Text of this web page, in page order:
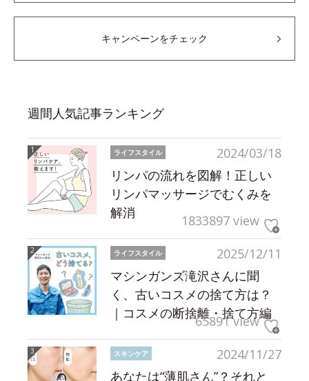
キャンペーンをチェック
週間人気記事ランキング
2024/03/18
ライフスタイル
リンパの流れを図解！正しい
リンパマッサージでむくみを
解消
1833897 view
2025/12/11
ライフスタイル
マシンガンズ滝沢さんに聞
く、古いコスメの捨て方は？
｜コスメの断捨離・捨て方編
65891 view
2024/11/27
スキンケア
あなたは“薄肌さん”？それと